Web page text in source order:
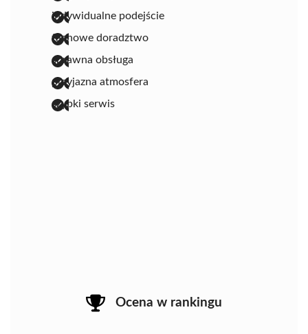
indywidualne podejście
fachowe doradztwo
sprawna obsługa
przyjazna atmosfera
szybki serwis
Ocena w rankingu